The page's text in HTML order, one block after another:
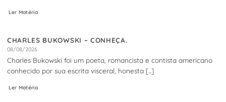
Ler Matéria
CHARLES BUKOWSKI – CONHEÇA.
08/08/2026
Charles Bukowski foi um poeta, romancista e contista americano
conhecido por sua escrita visceral, honesta [...]
Ler Matéria